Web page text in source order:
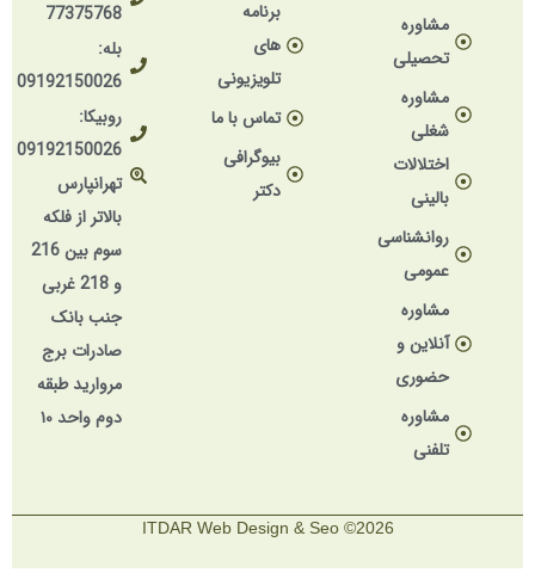
مشاوره
تحصیلی
مشاوره
شغلی
اختلالات
بالینی
روانشناسی
عمومی
مشاوره
آنلاین و
حضوری
مشاوره
تلفنی
های
تلویزیونی
تماس با ما
بیوگرافی
دکتر
77375768
09192150026
روبیکا:
09192150026
تهرانپارس
بالاتر از فلکه
سوم بین 216
و 218 غربی
جنب بانک
صادرات برج
مروارید طبقه
دوم واحد ۱۰